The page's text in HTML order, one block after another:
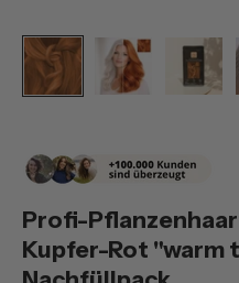
Profi-
Kupfer-Rot "warm